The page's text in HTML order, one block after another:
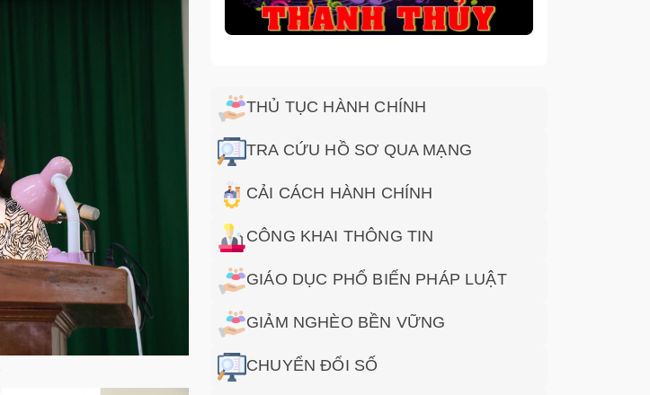
THỦ TỤC HÀNH CHÍNH
TRA CỨU HỒ SƠ QUA MẠNG
CẢI CÁCH HÀNH CHÍNH
CÔNG KHAI THÔNG TIN
GIÁO DỤC PHỔ BIẾN PHÁP LUẬT
GIẢM NGHÈO BỀN VỮNG
CHUYỂN ĐỔI SỐ